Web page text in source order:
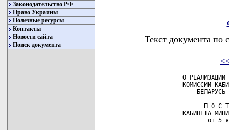
Законодательство РФ
Право Украины
Полезные ресурсы
Контакты
Новости сайта
Поиск документа
Текст документа по
О РЕАЛИЗАЦИИ
КОМИССИИ
БЕЛАРУСЬ
П О С
КАБИНЕТА
от 5